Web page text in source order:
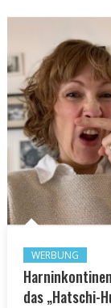
WERBUNG
das „Hatschi-